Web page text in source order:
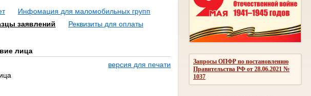
Запросы ОПФР по постановлению
Правительства РФ от 28.06.2021 №
1037
Инфомация для маломобильных групп
заявлений
Реквизиты для оплаты
лица
версия для печати